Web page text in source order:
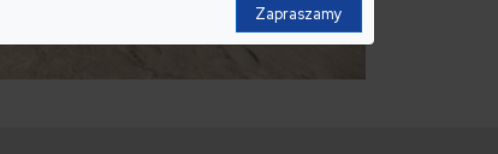
Zapraszamy